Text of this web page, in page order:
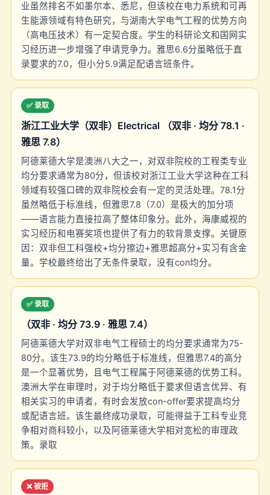
业虽然排名不如墨尔本、悉尼，但该校在电力系统和可再
生能源领域有特色研究，与湖南大学电气工程的优势方向
（高电压技术）有一定契合度。学生的科研论文和国网实
习经历进一步增强了申请竞争力。雅思6.6分虽略低于直
录要求的7.0，但小分5.9满足配语言班条件。
✅ 录取
浙江工业大学（双非）Electrical （双非 · 均分 78.1 ·
雅思 7.8）
阿德莱德大学是澳洲八大之一，对双非院校的工程类专业
均分要求通常为80分，但该校对浙江工业大学这种在工科
领域有较强口碑的双非院校会有一定的灵活处理。78.1分
虽然略低于标准线，但雅思7.8（7.0）是极大的加分项
——语言能力直接拉高了整体印象分。此外，海康威视的
实习经历和电赛奖项也提供了有力的软背景支撑。关键原
因：双非但工科强校+均分擦边+雅思超高分+实习有含金
量。学校最终给出了无条件录取，没有con均分。
✅ 录取
（双非 · 均分 73.9 · 雅思 7.4）
阿德莱德大学对双非电气工程硕士的均分要求通常为75-
80分。该生73.9的均分略低于标准线，但雅思7.4的高分
是一个显著优势，且电气工程属于阿德莱德的优势工科。
澳洲大学在审理时，对于均分略低于要求但语言优异、有
相关实习的申请者，有时会发放con-offer要求提高均分
或配语言班。该生最终成功录取，可能得益于工科专业竞
争相对商科较小，以及阿德莱德大学相对宽松的审理政
策。录取
❌ 被拒